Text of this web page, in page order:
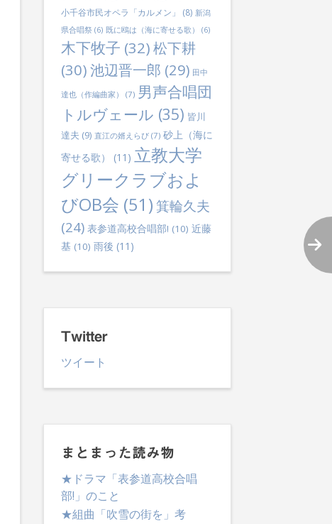
小千谷市民オペラ「カルメン」 (8) 新潟
県合唱祭(6) 既に鴎は（海に寄せる歌） (6)
木下牧子 (32)松下耕
(30)池辺晋一郎 (29) 田中
達也（作編曲家） (7) 男声合唱団
トルヴェール (35) 皆川
達夫 (9) 直江の婿えらび(7) 砂上（海に
寄せる歌）
(11) 立教大学
グリークラブおよ
びOB会 (51) 箕輪久夫
(24) 表参道高校合唱部! (10) 近藤
基 (10) 雨後 (11)
Twitter
ツイート
まとまった読み物
★ドラマ「表参道高校合唱
部!」のこと
★組曲「吹雪の街を」考